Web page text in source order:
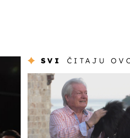
SVI ČITAJU